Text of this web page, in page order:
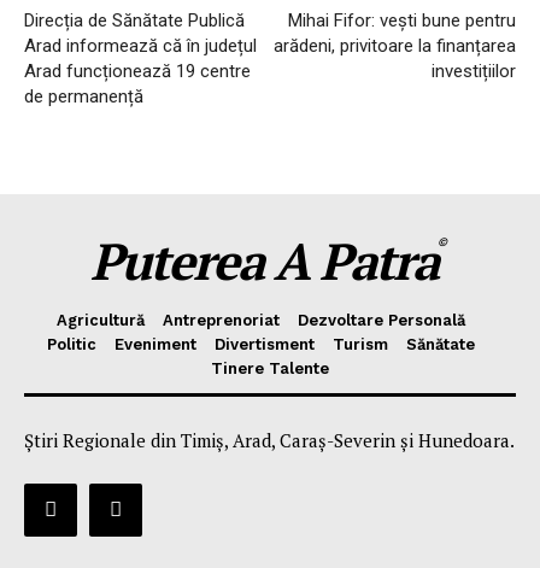
Direcția de Sănătate Publică
Arad informează că în județul
Arad funcționează 19 centre
de permanență
Mihai Fifor: vești bune pentru
arădeni, privitoare la finanțarea
investițiilor
Puterea A Patra©
Agricultură Antreprenoriat
Dezvoltare Personală
Politic
Eveniment Divertisment Turism
Sănătate
Tinere Talente
Știri Regionale din Timiș, Arad, Caraș-Severin și Hunedoara.